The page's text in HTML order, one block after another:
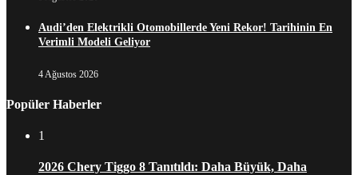
Audi’den Elektrikli Otomobillerde Yeni Rekor! Tarihinin En
Verimli Modeli Geliyor
4 Ağustos 2026
Popüler Haberler
1
2026 Chery Tiggo 8 Tanıtıldı: Daha Büyük, Daha